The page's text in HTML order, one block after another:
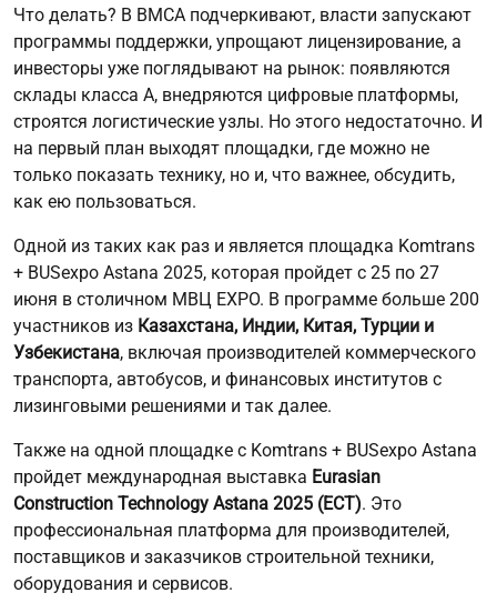
Что делать? В BMCA подчеркивают, власти запускают
программы поддержки, упрощают лицензирование, а
инвесторы уже поглядывают на рынок: появляются
склады класса A, внедряются цифровые платформы,
строятся логистические узлы. Но этого недостаточно. И
на первый план выходят площадки, где можно не
только показать технику, но и, что важнее, обсудить,
как ею пользоваться.
Одной из таких как раз и является площадка Komtrans
+ BUSexpo Astana 2025, которая пройдет с 25 по 27
июня в столичном МВЦ EXPO. В программе больше 200
участников из Казахстана, Индии, Китая, Турции и
Узбекистана, включая производителей коммерческого
транспорта, автобусов, и финансовых институтов с
лизинговыми решениями и так далее.
Также на одной площадке с Komtrans + BUSexpo Astana
пройдет международная выставка Eurasian
Construction Technology Astana 2025 (ECT). Это
профессиональная платформа для производителей,
поставщиков и заказчиков строительной техники,
оборудования и сервисов.